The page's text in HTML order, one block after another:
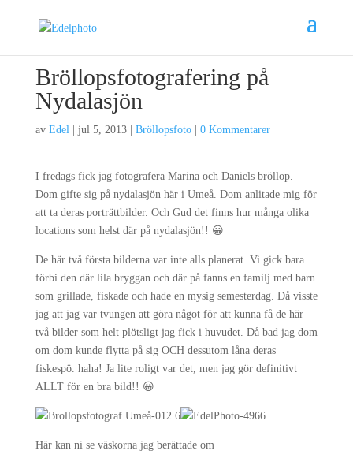
Bröllopsfotografering på
Nydalasjön
av Edel| jul 5, 2013| Bröllopsfoto| 0 Kommentarer
I fredags fick jag fotografera Marina och Daniels bröllop.
Dom gifte sig på nydalasjön här i Umeå. Dom anlitade mig för
att ta deras porträttbilder. Och Gud det finns hur många olika
locations som helst där på nydalasjön!! 😀
De här två första bilderna var inte alls planerat. Vi gick bara
förbi den där lila bryggan och där på fanns en familj med barn
som grillade, fiskade och hade en mysig semesterdag. Då visste
jag att jag var tvungen att göra något för att kunna få de här
två bilder som helt plötsligt jag fick i huvudet. Då bad jag dom
om dom kunde flytta på sig OCH dessutom låna deras
fiskespö. haha! Ja lite roligt var det, men jag gör definitivt
ALLT för en bra bild!! 😀
Här kan ni se väskorna jag berättade om